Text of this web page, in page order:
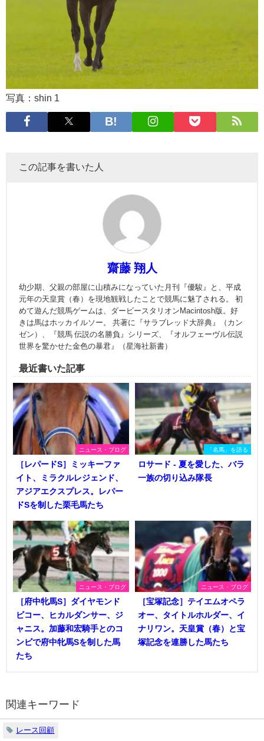
写真：shin 1
この記事を書いた人
齋藤 翔人
幼少期、父親の部屋に山積みになっていた月刊『優駿』と、平成
元年の天皇賞（春）を現地観戦したことで競馬に魅了される。 初
めて遊んだ競馬ゲームは、ダービースタリオンMacintosh版。好
きは馬はホッカイルソー。 共著に『サラブレッド大辞典』（カン
ゼン）、『競馬 伝説の名勝負』シリーズ、『オルフェーヴル伝説
世界を驚かせた金色の暴君』（星海社新書）
最近書いた記事
ニュース・ブログ
［レパードS］ミッキーファ
イト、ミラクルレジェンド、
アジアエクスプレス。レパー
ドSを制した栗毛馬たち
「名馬」を語る
ロサード - 夏を愛した、バラ
一族の切り込み隊長
ニュース・ブログ
［府中牝馬S］ダイヤモンド
ビコー、ヒカルダンサー、ジ
ャニス。加藤和宏騎手とのコ
ンビで府中牝馬Sを制した馬
たち
ニュース・ブログ
［宝塚記念］テイエムオペラ
オー、タイトルホルダー、イ
ナリワン。天皇賞（春）と宝
塚記念を連勝した馬たち
関連キーワード
レース回顧